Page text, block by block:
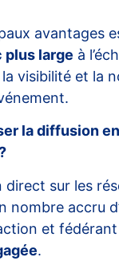
avantages
plus large à
visibilité et la
la diffusion
direct sur les
nombre accru
et
.